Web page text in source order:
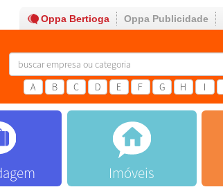
Oppa Bertioga Oppa Publicidade
A B C D E F G H I
Imóveis